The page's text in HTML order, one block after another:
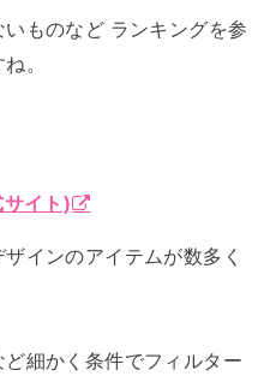
ものなど ランキングを参
。
イト)
インのアイテムが数多く
細かく条件でフィルター